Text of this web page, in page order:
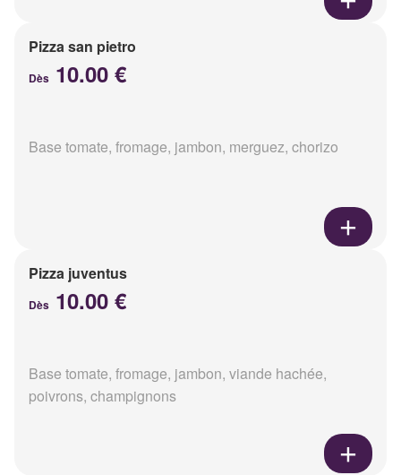
Pizza san pietro
Dès 10.00 €
Base tomate, fromage, jambon, merguez, chorizo
Pizza juventus
Dès 10.00 €
Base tomate, fromage, jambon, viande hachée,
poivrons, champignons